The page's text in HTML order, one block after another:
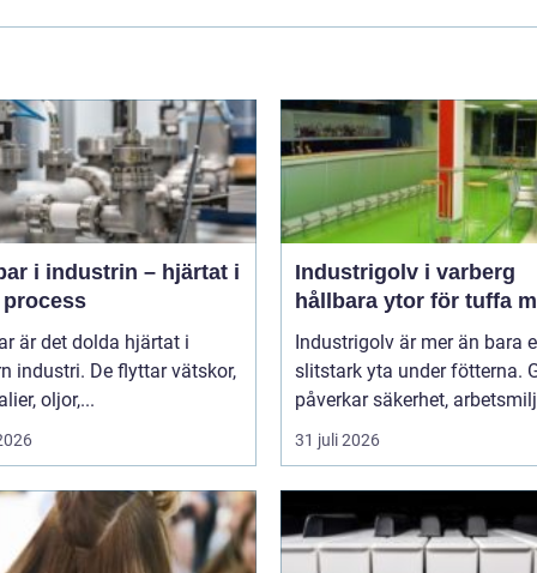
i industrin – hjärtat i
är det dolda hjärtat i
industri. De flyttar vätskor,
oljor,...
Industrigolv i varberg
hållbara ytor för tuffa
Industrigolv är mer än bara
slitstark yta under fötterna.
påverkar säkerhet,
31 juli 2026